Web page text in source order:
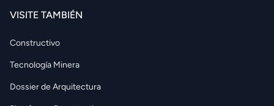
VISITE TAMBIÉN
Constructivo
Tecnología Minera
Dossier de Arquitectura